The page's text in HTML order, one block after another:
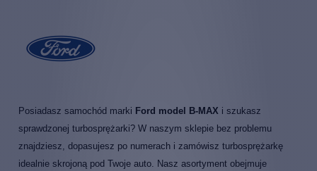
Posiadasz samochód marki Ford model B-MAX i szukasz
sprawdzonej turbosprężarki? W naszym sklepie bez problemu
znajdziesz, dopasujesz po numerach i zamówisz turbosprężarkę
idealnie skrojoną pod Twoje auto. Nasz asortyment obejmuje